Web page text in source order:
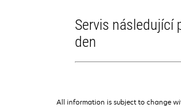
Servis následující
den
All information is subject to change